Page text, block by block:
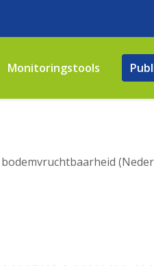
Monitoringstools